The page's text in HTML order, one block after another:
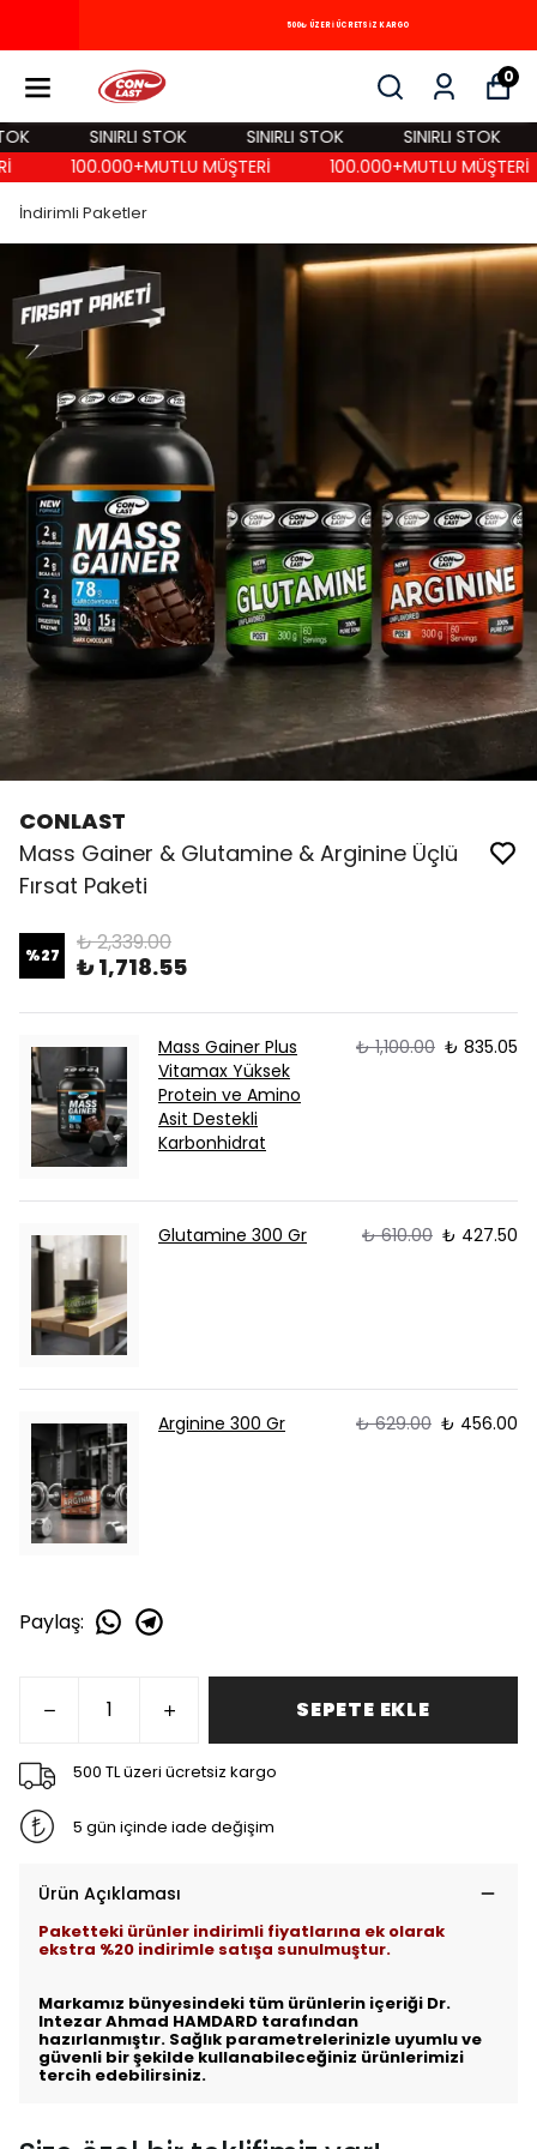
500₺ ÜZERİ ÜCRETSİZ KARGO
0
SINIRLI STOK SINIRLI STOK SINIRLI STOK
100.000+MUTLU MÜŞTERİ 100.000+MUTLU MÜŞTERİ
İndirimli Paketler
CONLAST
Mass Gainer & Glutamine & Arginine Üçlü
Fırsat Paketi
%27 ₺ 2,339.00
₺ 1,718.55
Mass Gainer Plus
Vitamax Yüksek
Protein ve Amino
Asit Destekli
Karbonhidrat
₺ 1,100.00 ₺ 835.05
Glutamine 300 Gr ₺ 610.00 ₺ 427.50
Arginine 300 Gr ₺ 629.00 ₺ 456.00
Paylaş:
SEPETE EKLE
500 TL üzeri ücretsiz kargo
5 gün içinde iade değişim
Ürün Açıklaması
Paketteki ürünler indirimli fiyatlarına ek olarak
ekstra %20 indirimle satışa sunulmuştur.
Markamız bünyesindeki tüm ürünlerin içeriği Dr.
Intezar Ahmad HAMDARD tarafından
hazırlanmıştır. Sağlık parametrelerinizle uyumlu ve
güvenli bir şekilde kullanabileceğiniz ürünlerimizi
tercih edebilirsiniz.